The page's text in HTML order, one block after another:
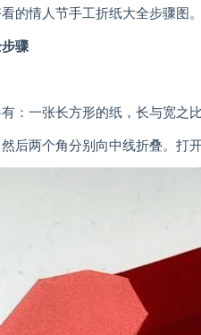
的情人节手工折纸大全步骤图。
骤
一张长方形的纸，长与宽之比
两个角分别向中线折叠。打开